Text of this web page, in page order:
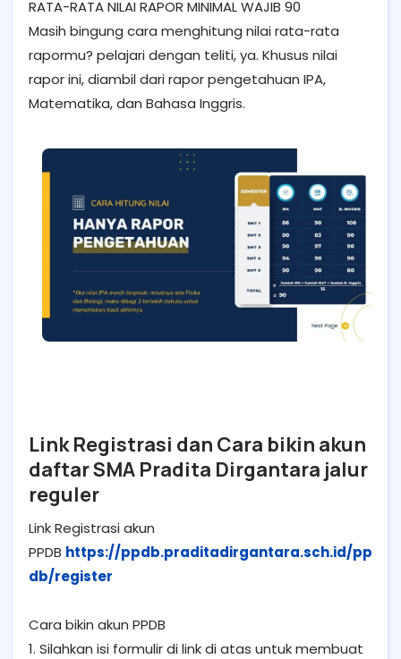
RATA-RATA NILAI RAPOR MINIMAL WAJIB 90
Masih bingung cara menghitung nilai rata-rata
rapormu? pelajari dengan teliti, ya. Khusus nilai
rapor ini, diambil dari rapor pengetahuan IPA,
Matematika, dan Bahasa Inggris.
Link Registrasi dan Cara bikin akun
daftar SMA Pradita Dirgantara jalur
reguler
Link Registrasi akun
PPDB https://ppdb.praditadirgantara.sch.id/pp
db/register
Cara bikin akun PPDB
1. Silahkan isi formulir di link di atas untuk membuat